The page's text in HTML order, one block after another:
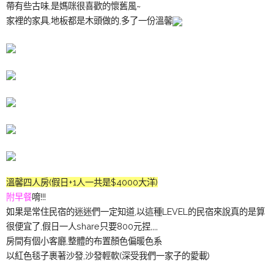
帶有些古味,是媽咪很喜歡的懷舊風~
家裡的家具,地板都是木頭做的,多了一份溫馨
溫馨四人房(假日+1人一共是$4000大洋)
附早餐唷!!!
如果是常住民宿的迷迷們一定知道,以這種LEVEL的民宿來說真的是算
很便宜了,假日一人share只要800元捏,,,,
房間有個小客廳,整體的布置顏色偏暖色系
以紅色毯子裹著沙發,沙發輕軟(深受我們一家子的愛載)